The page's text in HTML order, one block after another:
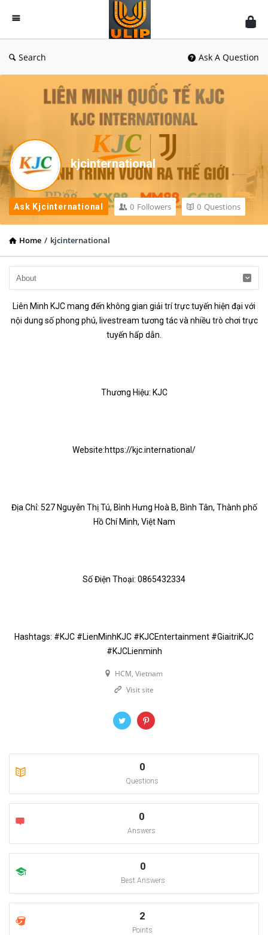
UlipIndia
Discussion
Forum
Search Ask A Question
kjcinternational
Ask Kjcinternational 0 Followers 0 Questions
Home / kjcinternational
Liên Minh KJC mang đến không gian giải trí trực tuyến hiện đại với
nội dung số phong phú, livestream tương tác và nhiều trò chơi trực
tuyến hấp dẫn.
Thương Hiệu: KJC
Website:https://kjc.international/
Địa Chỉ: 527 Nguyễn Thị Tú, Bình Hưng Hoà B, Bình Tân, Thành phố
Hồ Chí Minh, Việt Nam
Số Điện Thoại: 0865432334
Hashtags: #KJC #LienMinhKJC #KJCEntertainment #GiaitriKJC
#KJCLienminh
HCM, Vietnam
Visit site
0
Questions
0
Answers
0
Best Answers
2
Points